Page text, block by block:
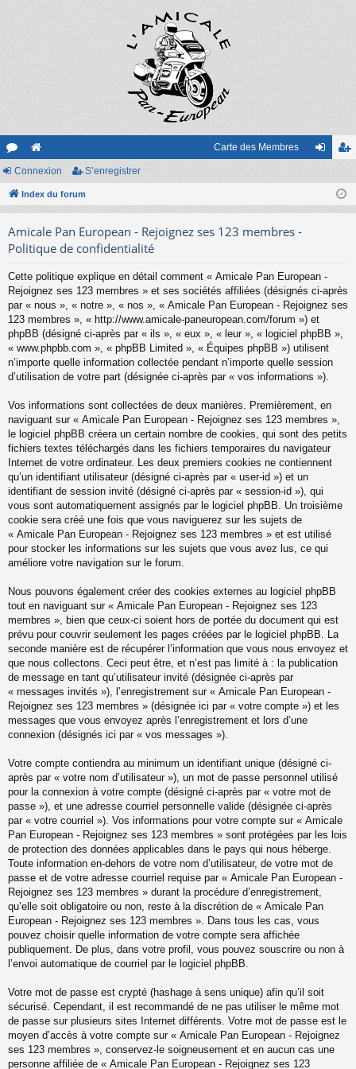
or
u
s
e
sit
Carte des Membres
nr
r
Connexion S’enregistrer
Index du forum
Amicale Pan European - Rejoignez ses 123 membres -
Politique de confidentialité
Cette politique explique en détail comment « Amicale Pan European -
Rejoignez ses 123 membres » et ses sociétés affiliées (désignés ci-après
par « nous », « notre », « nos », « Amicale Pan European - Rejoignez ses
123 membres », « http://www.amicale-paneuropean.com/forum ») et
phpBB (désigné ci-après par « ils », « eux », « leur », « logiciel phpBB »,
« www.phpbb.com », « phpBB Limited », « Équipes phpBB ») utilisent
n’importe quelle information collectée pendant n’importe quelle session
d’utilisation de votre part (désignée ci-après par « vos informations »).
Vos informations sont collectées de deux manières. Premièrement, en
naviguant sur « Amicale Pan European - Rejoignez ses 123 membres »,
le logiciel phpBB créera un certain nombre de cookies, qui sont des petits
fichiers textes téléchargés dans les fichiers temporaires du navigateur
Internet de votre ordinateur. Les deux premiers cookies ne contiennent
qu’un identifiant utilisateur (désigné ci-après par « user-id ») et un
identifiant de session invité (désigné ci-après par « session-id »), qui
vous sont automatiquement assignés par le logiciel phpBB. Un troisième
cookie sera créé une fois que vous naviguerez sur les sujets de
« Amicale Pan European - Rejoignez ses 123 membres » et est utilisé
pour stocker les informations sur les sujets que vous avez lus, ce qui
améliore votre navigation sur le forum.
Nous pouvons également créer des cookies externes au logiciel phpBB
tout en naviguant sur « Amicale Pan European - Rejoignez ses 123
membres », bien que ceux-ci soient hors de portée du document qui est
prévu pour couvrir seulement les pages créées par le logiciel phpBB. La
seconde manière est de récupérer l’information que vous nous envoyez et
que nous collectons. Ceci peut être, et n’est pas limité à : la publication
de message en tant qu’utilisateur invité (désignée ci-après par
« messages invités »), l’enregistrement sur « Amicale Pan European -
Rejoignez ses 123 membres » (désignée ici par « votre compte ») et les
messages que vous envoyez après l’enregistrement et lors d’une
connexion (désignés ici par « vos messages »).
Votre compte contiendra au minimum un identifiant unique (désigné ci-
après par « votre nom d’utilisateur »), un mot de passe personnel utilisé
pour la connexion à votre compte (désigné ci-après par « votre mot de
passe »), et une adresse courriel personnelle valide (désignée ci-après
par « votre courriel »). Vos informations pour votre compte sur « Amicale
Pan European - Rejoignez ses 123 membres » sont protégées par les lois
de protection des données applicables dans le pays qui nous héberge.
Toute information en-dehors de votre nom d’utilisateur, de votre mot de
passe et de votre adresse courriel requise par « Amicale Pan European -
Rejoignez ses 123 membres » durant la procédure d’enregistrement,
qu’elle soit obligatoire ou non, reste à la discrétion de « Amicale Pan
European - Rejoignez ses 123 membres ». Dans tous les cas, vous
pouvez choisir quelle information de votre compte sera affichée
publiquement. De plus, dans votre profil, vous pouvez souscrire ou non à
l’envoi automatique de courriel par le logiciel phpBB.
Votre mot de passe est crypté (hashage à sens unique) afin qu’il soit
sécurisé. Cependant, il est recommandé de ne pas utiliser le même mot
de passe sur plusieurs sites Internet différents. Votre mot de passe est le
moyen d’accès à votre compte sur « Amicale Pan European - Rejoignez
ses 123 membres », conservez-le soigneusement et en aucun cas une
personne affiliée de « Amicale Pan European - Rejoignez ses 123